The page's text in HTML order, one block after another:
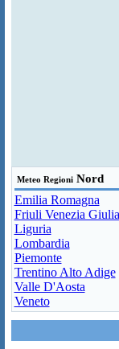
Meteo RegioniNord
Emilia Romagna
Friuli Venezia Giulia
Liguria
Lombardia
Piemonte
Trentino Alto Adige
Valle D'Aosta
Veneto